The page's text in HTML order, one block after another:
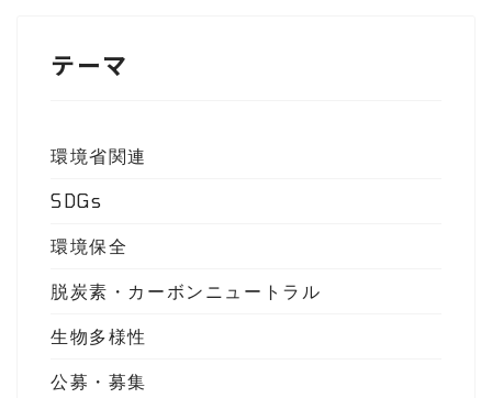
テーマ
環境省関連
SDGs
環境保全
脱炭素・カーボンニュートラル
生物多様性
公募・募集